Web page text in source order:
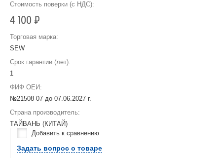
Стоимость поверки (с НДС):
4 100Р
Торговая марка:
SEW
Срок гарантии (лет):
1
ФИФ ОЕИ:
№21508-07 до 07.06.2027 г.
Страна производитель:
ТАЙВАНЬ (КИТАЙ)
Добавить к сравнению
Задать вопрос о товаре